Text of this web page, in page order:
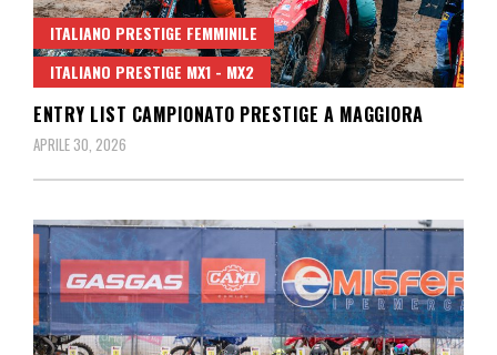
ITALIANO PRESTIGE FEMMINILE
ITALIANO PRESTIGE MX1 - MX2
ENTRY LIST CAMPIONATO PRESTIGE A MAGGIORA
APRILE 30, 2026